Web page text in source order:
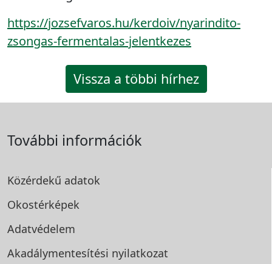
https://jozsefvaros.hu/kerdoiv/nyarindito-
zsongas-fermentalas-jelentkezes
Vissza a többi hírhez
További információk
Közérdekű adatok
Okostérképek
Adatvédelem
Akadálymentesítési nyilatkozat